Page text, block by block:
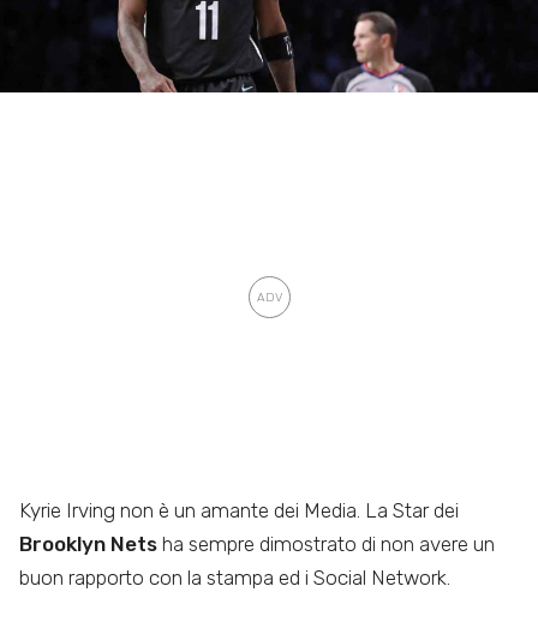
Kyrie Irving non è un amante dei Media. La Star dei
Brooklyn Nets ha sempre dimostrato di non avere un
buon rapporto con la stampa ed i Social Network.